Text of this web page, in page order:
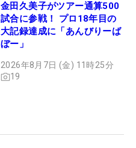
金田久美子がツアー通算500
試合に参戦！ プロ18年目の
大記録達成に「あんびりーば
ぼー」
2026年8月7日 (金) 11時25分
19